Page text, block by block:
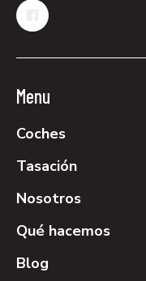
Menu
Coches
Tasación
Nosotros
Qué hacemos
Blog